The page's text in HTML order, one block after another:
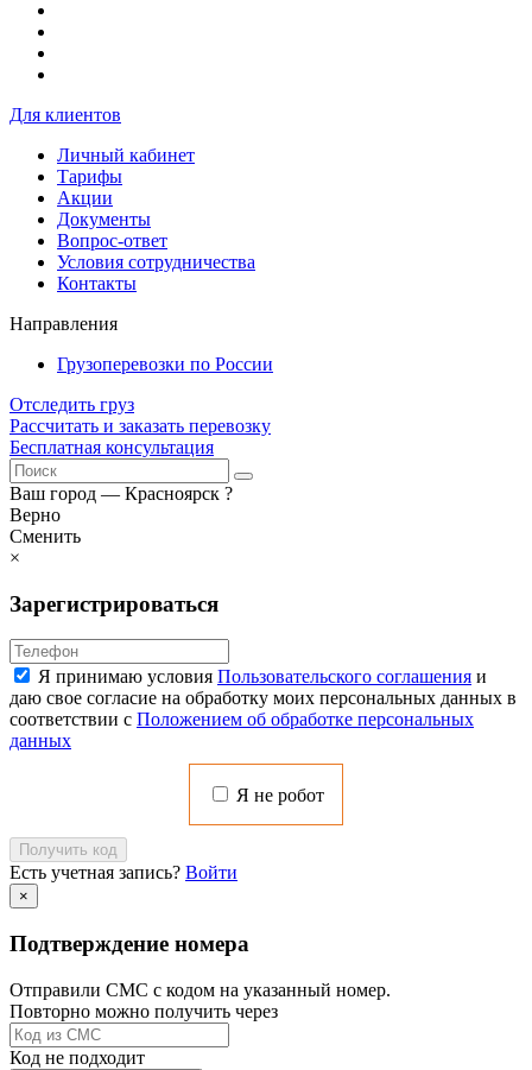
Для клиентов
Личный кабинет
Тарифы
Акции
Документы
Вопрос-ответ
Условия сотрудничества
Контакты
Направления
Грузоперевозки по России
Отследить груз
Рассчитать и заказать перевозку
Бесплатная консультация
Ваш город — Красноярск ?
Верно
Сменить
×
Зарегистрироваться
Я принимаю условия Пользовательского соглашения и
даю свое согласие на обработку моих персональных данных в
соответствии с Положением об обработке персональных
данных
Я не робот
Получить код
Есть учетная запись? Войти
×
Подтверждение номера
Отправили СМС с кодом на указанный номер.
Повторно можно получить через
Код не подходит